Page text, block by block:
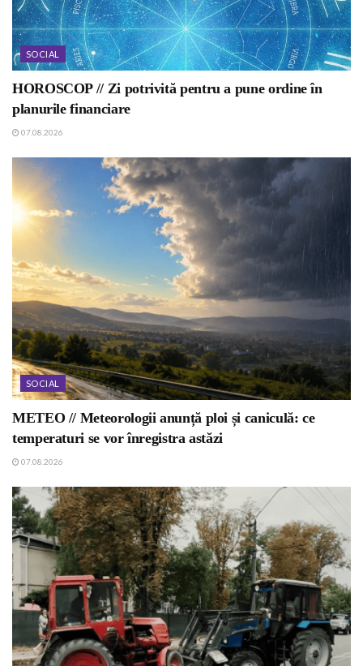
SOCIAL
HOROSCOP // Zi potrivită pentru a pune ordine în
planurile financiare
07.08.2026
SOCIAL
METEO // Meteorologii anunță ploi și caniculă: ce
temperaturi se vor înregistra astăzi
07.08.2026